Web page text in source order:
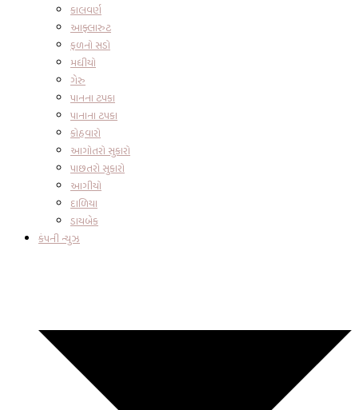
કાલવર્ણ
આફ્લારુટ
ફળનો સડો
મધીયો
ગેરુ
પાનના ટપકા
પાનાના ટપકા
કોહવારો
આગોતરો સુકારો
પાછતરો સુકારો
આગીયો
દાળિયા
ડાયબેક
કંપની ન્યુઝ